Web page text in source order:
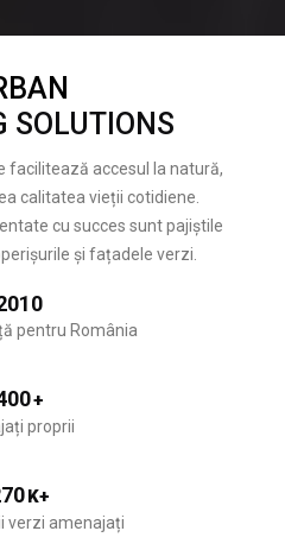
SOLUTIONS
facilitează accesul la natură,
calitatea vieții cotidiene.
cu succes sunt pajiștile
și fațadele verzi.
pentru România
+
proprii
K+
verzi amenajați